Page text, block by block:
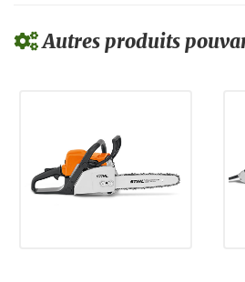
Autres produits